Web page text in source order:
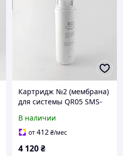
Картридж №2 (мембрана)
для системы QR05 SMS-
В наличии
от412₴/мес
4 120₴